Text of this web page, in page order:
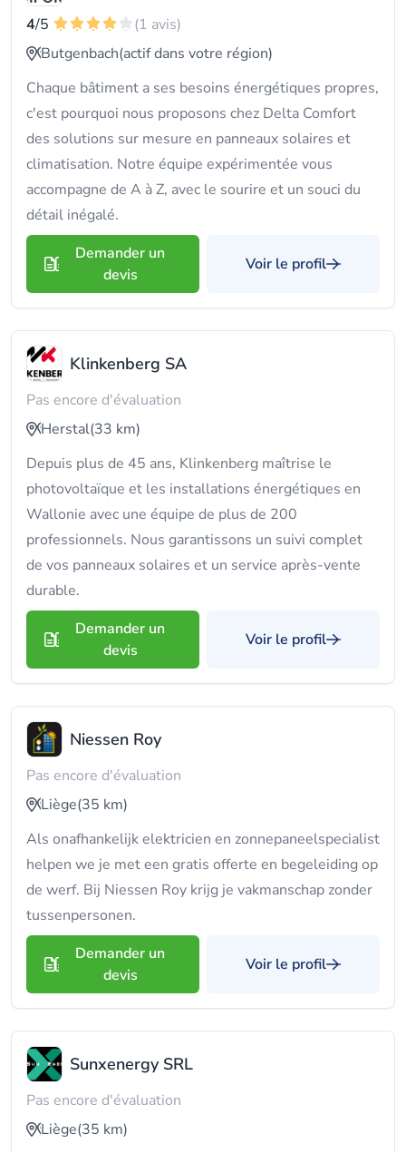
4/5
(1 avis)
Butgenbach(actif dans votre région)
Chaque bâtiment a ses besoins énergétiques propres,
c'est pourquoi nous proposons chez Delta Comfort
des solutions sur mesure en panneaux solaires et
climatisation. Notre équipe expérimentée vous
accompagne de A à Z, avec le sourire et un souci du
détail inégalé.
Demander un
devis
Voir le profil
Klinkenberg SA
Pas encore d'évaluation
Herstal(33 km)
Depuis plus de 45 ans, Klinkenberg maîtrise le
photovoltaïque et les installations énergétiques en
Wallonie avec une équipe de plus de 200
professionnels. Nous garantissons un suivi complet
de vos panneaux solaires et un service après-vente
durable.
Demander un
devis
Voir le profil
Niessen Roy
Pas encore d'évaluation
Liège(35 km)
Als onafhankelijk elektricien en zonnepaneelspecialist
helpen we je met een gratis offerte en begeleiding op
de werf. Bij Niessen Roy krijg je vakmanschap zonder
tussenpersonen.
Demander un
devis
Voir le profil
Sunxenergy SRL
Pas encore d'évaluation
Liège(35 km)